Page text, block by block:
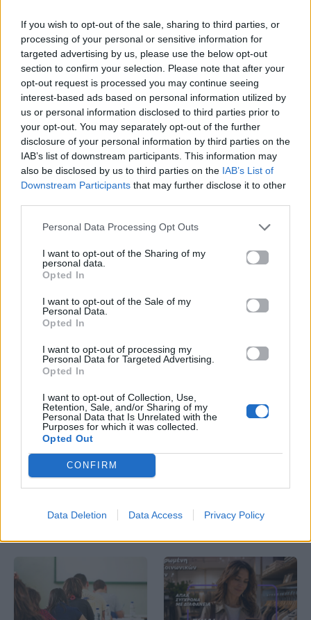
If you wish to opt-out of the sale, sharing to third parties, or
processing of your personal or sensitive information for
targeted advertising by us, please use the below opt-out
section to confirm your selection. Please note that after your
opt-out request is processed you may continue seeing
interest-based ads based on personal information utilized by
us or personal information disclosed to third parties prior to
your opt-out. You may separately opt-out of the further
disclosure of your personal information by third parties on the
IAB’s list of downstream participants. This information may
also be disclosed by us to third parties on the IAB’s List of
Downstream Participants that may further disclose it to other
Personal Data Processing Opt Outs
I want to opt-out of the Sharing of my
personal data.
Opted In
I want to opt-out of the Sale of my
Personal Data.
Opted In
I want to opt-out of processing my
Personal Data for Targeted Advertising.
Opted In
I want to opt-out of Collection, Use,
Retention, Sale, and/or Sharing of my
Personal Data that Is Unrelated with the
Purposes for which it was collected.
Opted Out
CONFIRM
Data Deletion Data Access Privacy Policy
15.10.2019
Βιογραφικά
Ελλήνων
Καλλιτεχνών
με πληροφορίες για
δισκογραφία, πορεία
και σημαντικές στιγμές
τους στην ελληνική
μουσική σκηνή
Δες επίσης
Καλοκαίρι στην Αττική
με επιφυλάξεις – Ποιες
παραλίες έχουν
χαρακτηριστεί
ακατάλληλες
04.07.2026
Το πιο επικίνδυνο
που έχουμε δει ποτέ –
Empire State Building
02.07.2026